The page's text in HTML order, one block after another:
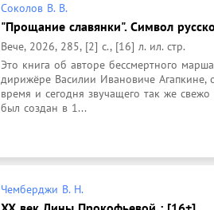
Соколов В. В.
"Прощание славянки". Символ
Вече, 2026, 285, [2] с., [16] л. ил. стр.
Это книга об авторе бессмертного
дирижёре Василии Ивановиче Агапкине,
время и сегодня звучащего так же
был создан в 1...
Чемберджи В. Н.